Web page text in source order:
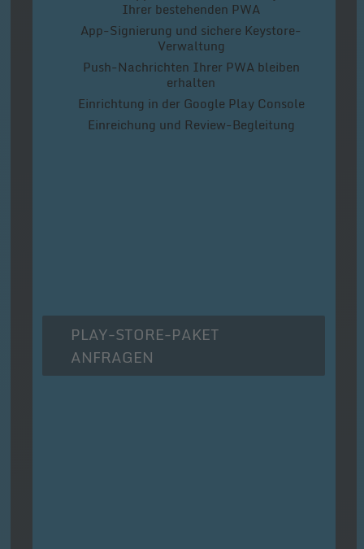
Ihrer bestehenden PWA
App-Signierung und sichere Keystore-
Verwaltung
Push-Nachrichten Ihrer PWA bleiben
erhalten
Einrichtung in der Google Play Console
Einreichung und Review-Begleitung
PLAY-STORE-PAKET
ANFRAGEN